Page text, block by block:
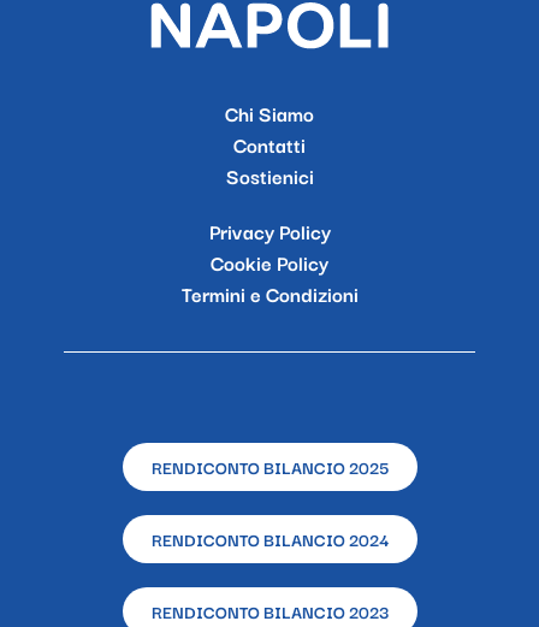
Chi Siamo
Contatti
Sostienici
Privacy Policy
Cookie Policy
Termini e Condizioni
RENDICONTO BILANCIO 2025
RENDICONTO BILANCIO 2024
RENDICONTO BILANCIO 2023